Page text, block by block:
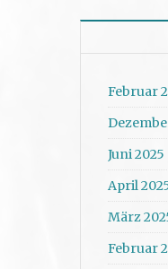
Februar
Juni 2025
April
März
Februar